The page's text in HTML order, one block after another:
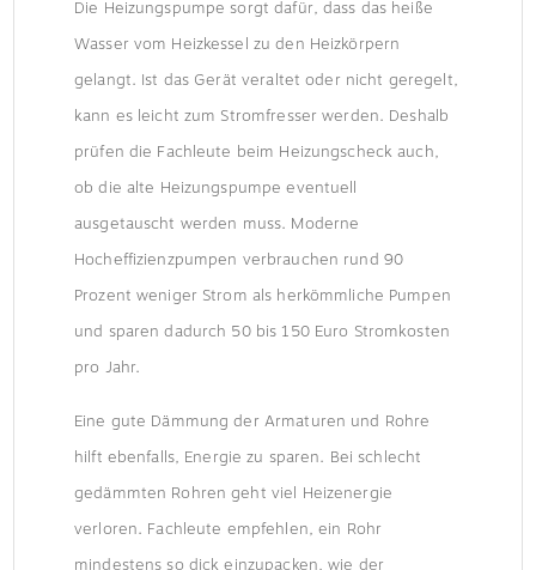
Die Heizungspumpe sorgt dafür, dass das heiße
Wasser vom Heizkessel zu den Heizkörpern
gelangt. Ist das Gerät veraltet oder nicht geregelt,
kann es leicht zum Stromfresser werden. Deshalb
prüfen die Fachleute beim Heizungscheck auch,
ob die alte Heizungspumpe eventuell
ausgetauscht werden muss. Moderne
Hocheffizienzpumpen verbrauchen rund 90
Prozent weniger Strom als herkömmliche Pumpen
und sparen dadurch 50 bis 150 Euro Stromkosten
pro Jahr.
Eine gute Dämmung der Armaturen und Rohre
hilft ebenfalls, Energie zu sparen. Bei schlecht
gedämmten Rohren geht viel Heizenergie
verloren. Fachleute empfehlen, ein Rohr
mindestens so dick einzupacken, wie der